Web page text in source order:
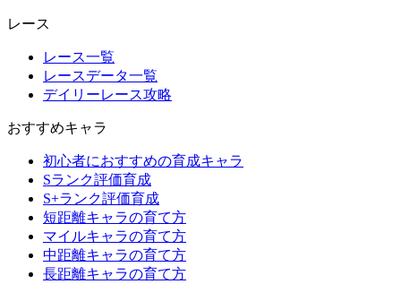
レース
レース一覧
レースデータ一覧
デイリーレース攻略
おすすめキャラ
初心者におすすめの育成キャラ
Sランク評価育成
S+ランク評価育成
短距離キャラの育て方
マイルキャラの育て方
中距離キャラの育て方
長距離キャラの育て方